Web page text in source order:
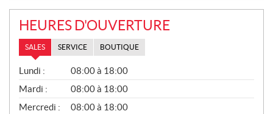
HEURES D'OUVERTURE
SALES SERVICE BOUTIQUE
S
A
L
E
S
Lundi :
08:00 à 18:00
Mardi :
08:00 à 18:00
Mercredi :
08:00 à 18:00